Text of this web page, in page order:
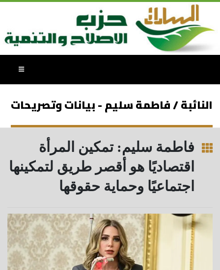
النائبة / فاطمة سليم - بيانات وتصريحات
فاطمة سليم: تمكين المرأة
اقتصاديًا هو أقصر طريق لتمكينها
اجتماعيًا وحماية حقوقها